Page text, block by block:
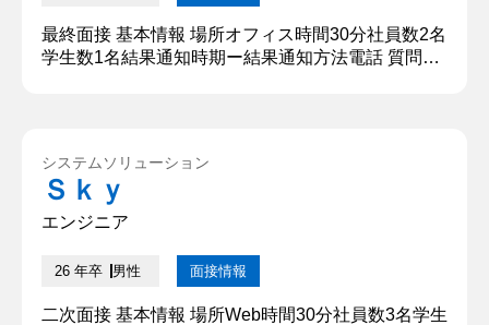
最終面接 基本情報 場所オフィス時間30分社員数2名
学生数1名結果通知時期ー結果通知方法電話 質問内
はい、承諾します。 ②現在の学部を選んだ理由を教
えてください。 大学受験をする際には具体的にやり
たいことが決まっ...
システムソリューション
Ｓｋｙ
エンジニア
26 年卒 男性 面接情報
二次面接 基本情報 場所Web時間30分社員数3名学生